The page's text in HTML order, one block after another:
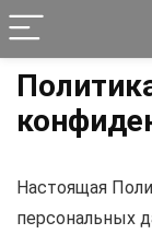
Настоящая
персональных